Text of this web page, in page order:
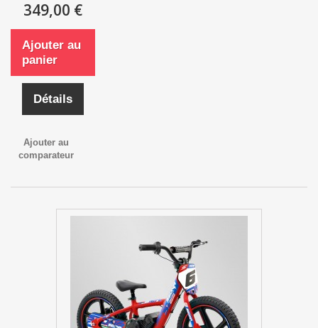
349,00 €
Ajouter au
panier
Détails
Ajouter au
comparateur